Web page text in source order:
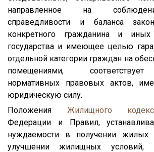
направленное на
справедливости и баланса
конкретного гражданина и
государства и имеющее целью
отдельной категории граждан на
помещениями,
нормативных правовых актов,
юридическую силу.
Положения Жилищного
Федерации и Правил,
нуждаемости в получении
улучшении жилищных условий,